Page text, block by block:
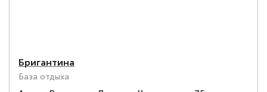
Бригантина
База отдыха